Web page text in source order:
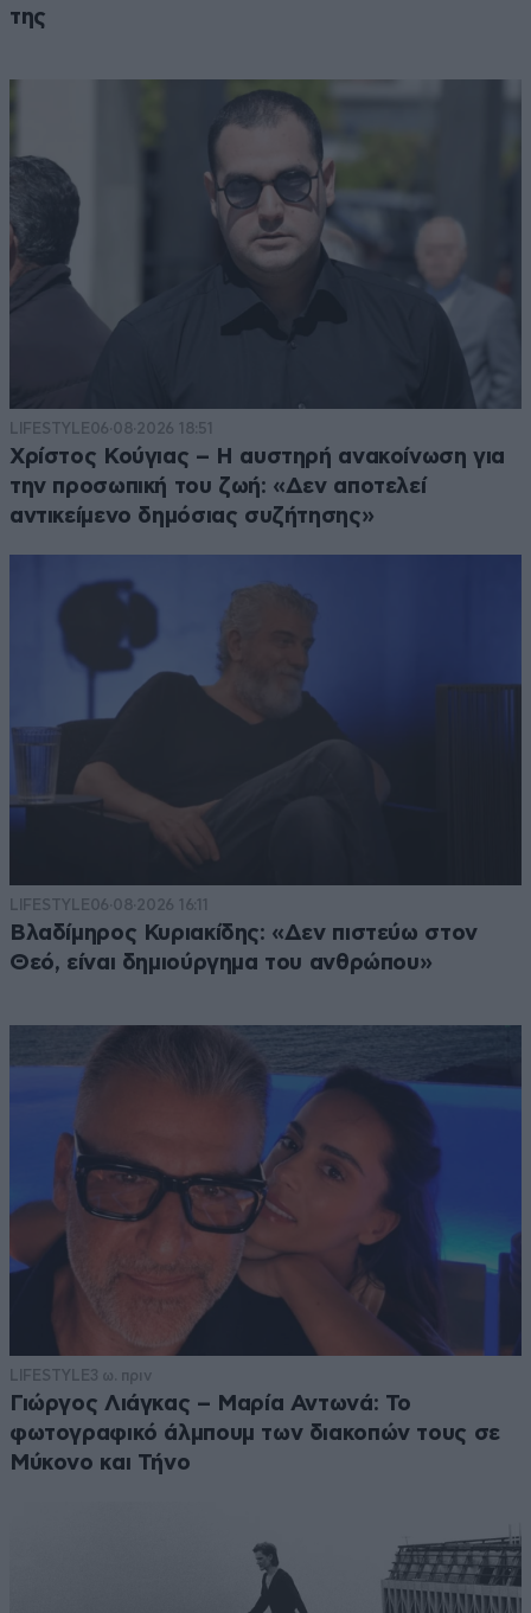
της
LIFESTYLE06·08·2026 18:51
Χρίστος Κούγιας – Η αυστηρή ανακοίνωση για
την προσωπική του ζωή: «Δεν αποτελεί
αντικείμενο δημόσιας συζήτησης»
LIFESTYLE06·08·2026 16:11
Βλαδίμηρος Κυριακίδης: «Δεν πιστεύω στον
Θεό, είναι δημιούργημα του ανθρώπου»
LIFESTYLE3 ω. πριν
Γιώργος Λιάγκας – Μαρία Αντωνά: Το
φωτογραφικό άλμπουμ των διακοπών τους σε
Μύκονο και Τήνο